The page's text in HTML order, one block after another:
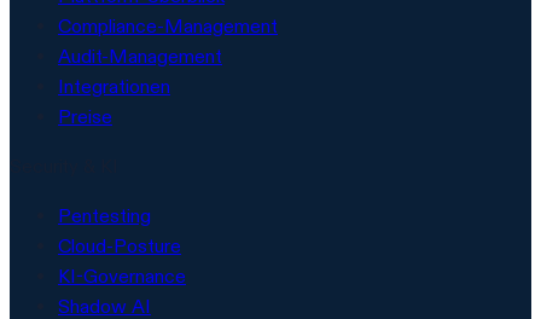
Compliance-Management
Audit-Management
Integrationen
Preise
Pentesting
Cloud-Posture
KI-Governance
Shadow AI